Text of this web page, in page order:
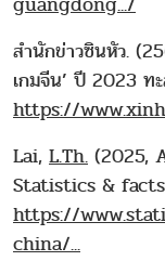
สำนักข่าวซินหัว.
เกมจีน’ ปี 2023 ท
https://
Lai, L.Th. (2025,
Statistics &
https://
china/...